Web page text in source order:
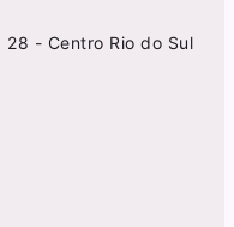
28 - Centro Rio do Sul